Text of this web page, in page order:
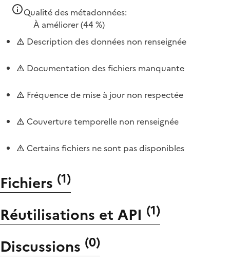
Qualité des métadonnées:
À améliorer(44 %)
Description des données non renseignée
Documentation des fichiers manquante
Fréquence de mise à jour non respectée
Couverture temporelle non renseignée
Certains fichiers ne sont pas disponibles
Fichiers (1)
Réutilisations et API (1)
Discussions (0)